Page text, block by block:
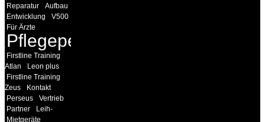
Reparatur
Aufbau
Entwicklung
V500
Für Ärzte
Pflegepersonal
Firstline Training
Atlan
Leon plus
Firstline Training
Zeus
Kontakt
Perseus
Vertrieb
Partner
Leih-
Mietgeräte